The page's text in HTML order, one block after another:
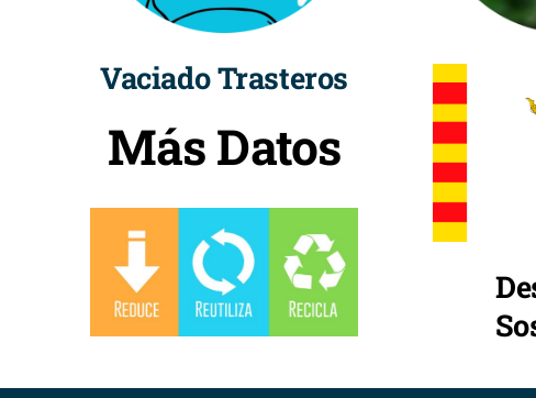
Vaciado Trasteros
Más Datos